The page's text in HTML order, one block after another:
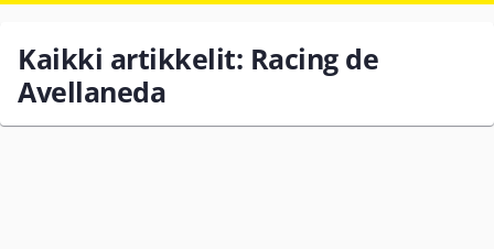
Kaikki artikkelit: Racing de
Avellaneda